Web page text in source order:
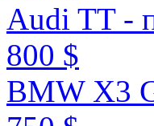
Audi TT -
800 $
BMW X3